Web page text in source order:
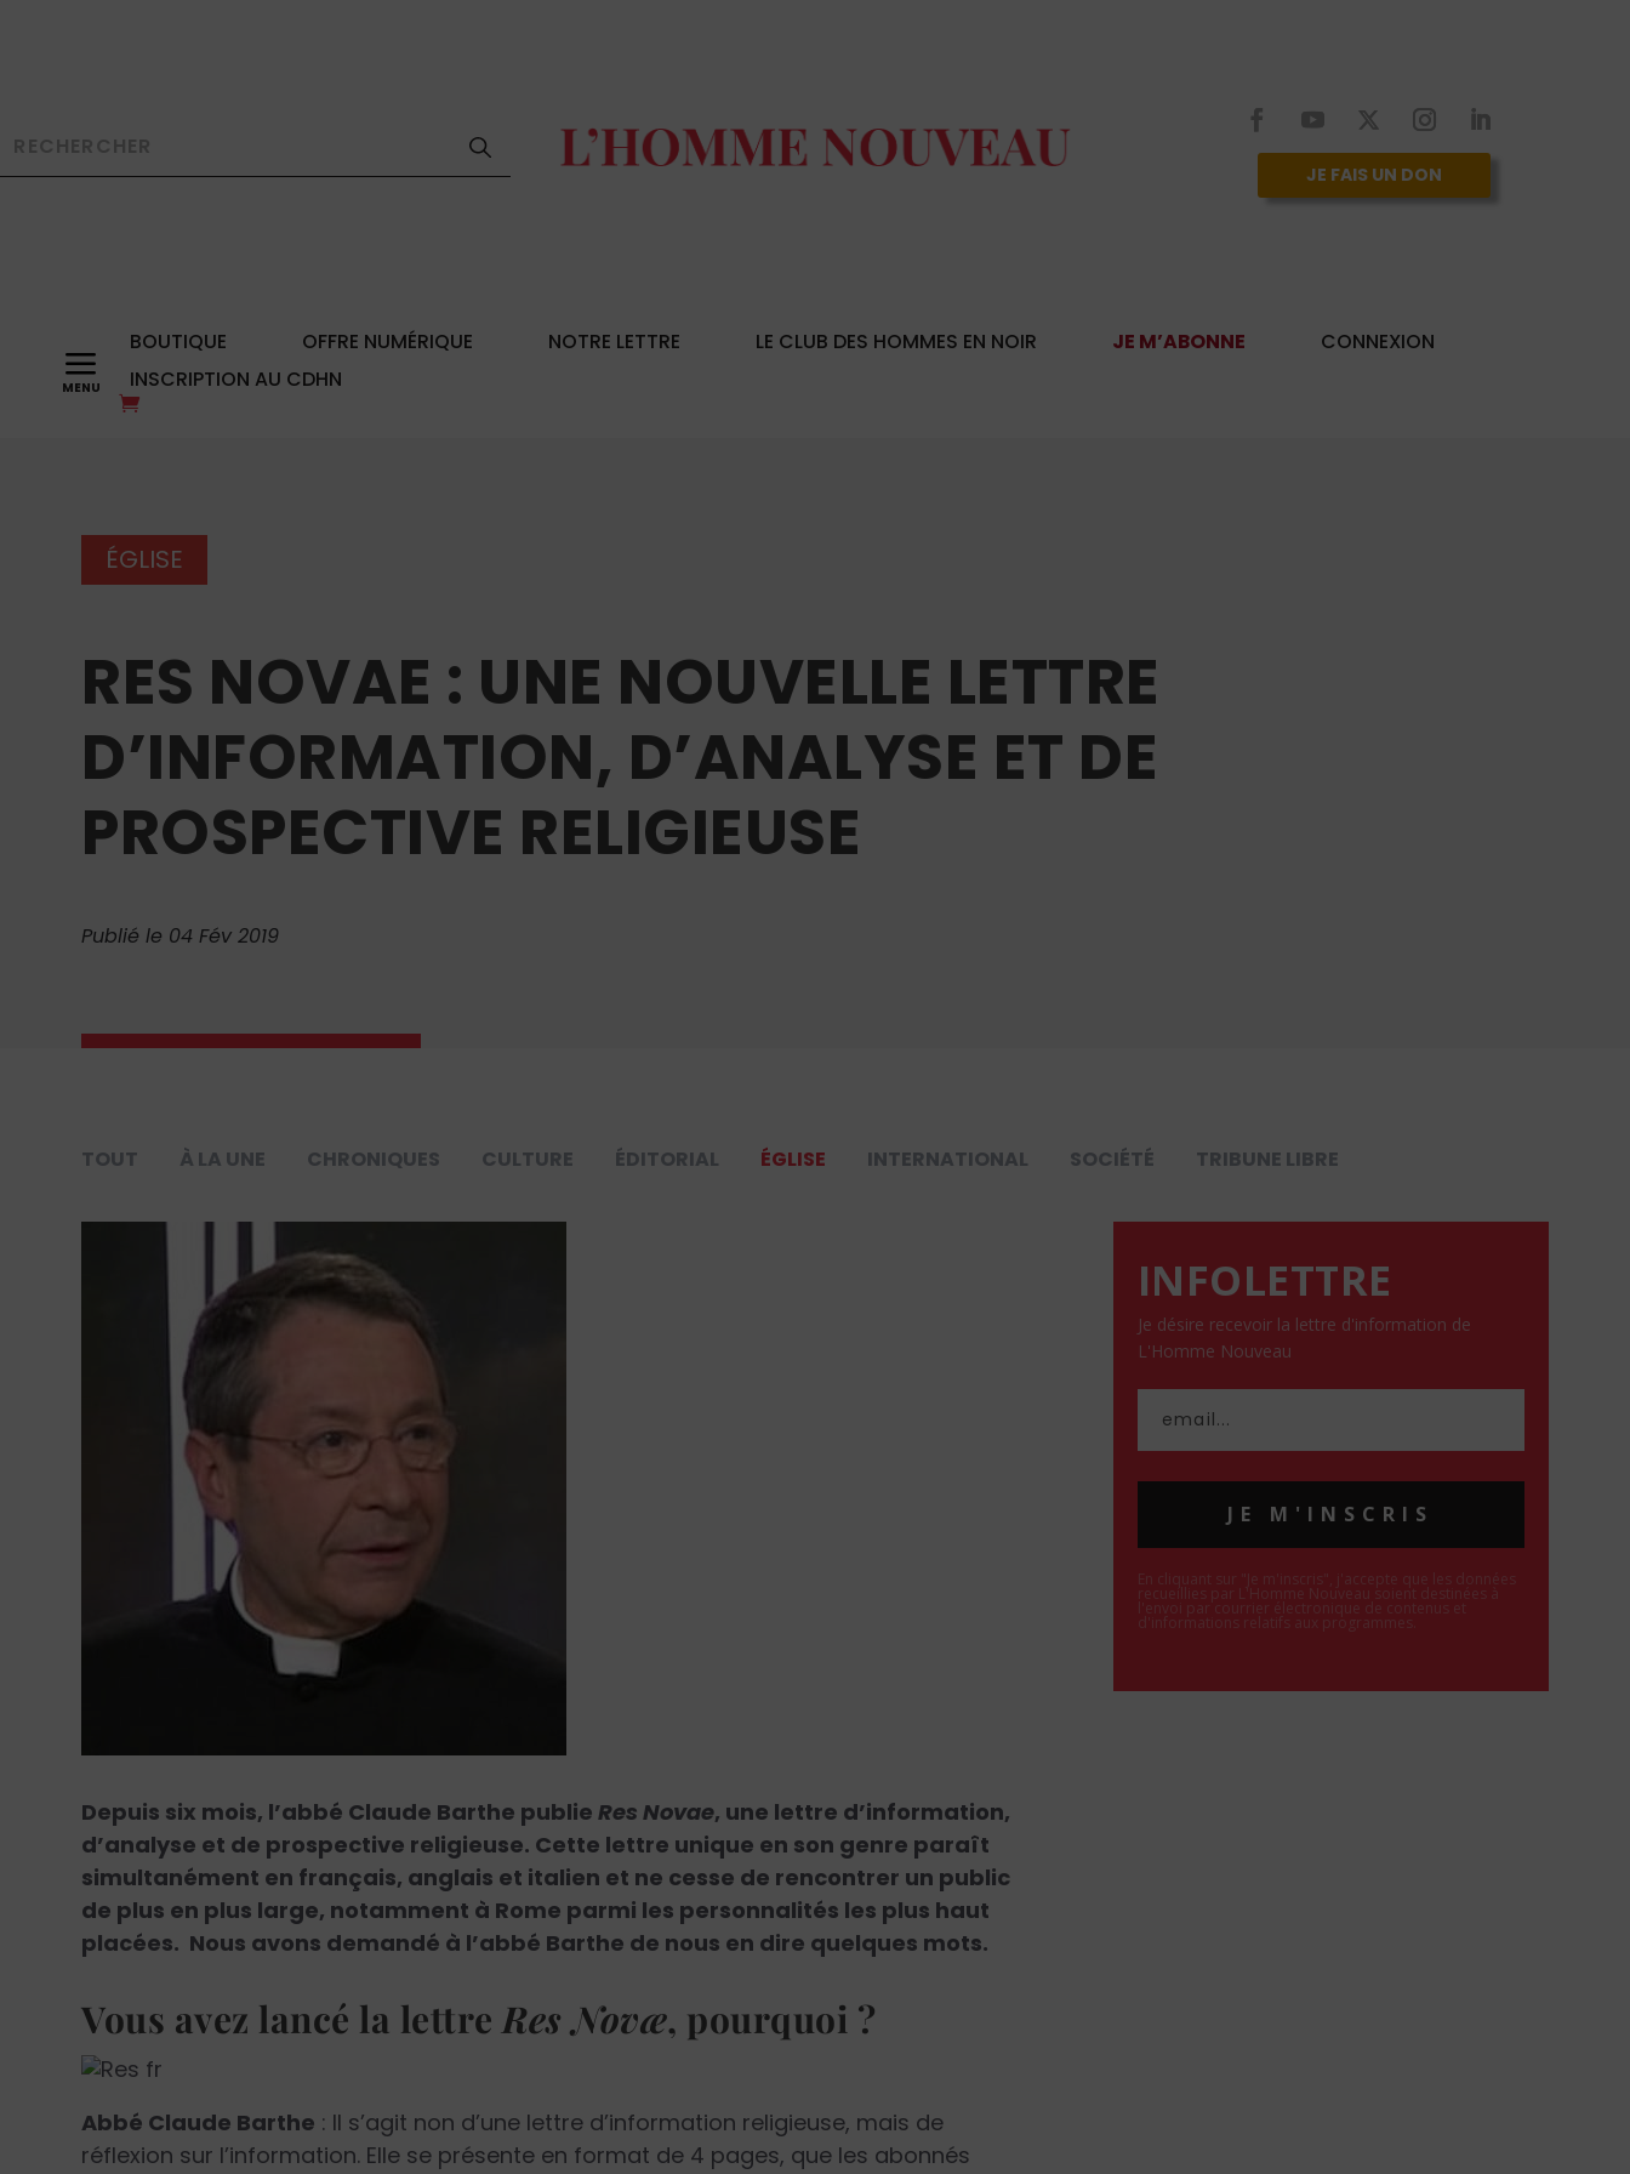
JE FAIS UN DON
a BOUTIQUE OFFRE NUMÉRIQUE NOTRE LETTRE LE CLUB DES HOMMES EN NOIR JE M’ABONNE
CONNEXION
INSCRIPTION AU CDHN
ÉGLISE
RES NOVAE : UNE NOUVELLE LETTRE
D’INFORMATION, D’ANALYSE ET DE
PROSPECTIVE RELIGIEUSE
Publié le 04 Fév 2019
TOUT À LA UNE CHRONIQUES CULTURE ÉDITORIAL ÉGLISE INTERNATIONAL SOCIÉTÉ TRIBUNE LIBRE
Depuis six mois, l’abbé Claude Barthe publieRes Novae, une lettre d’information,
d’analyse et de prospective religieuse. Cette lettre unique en son genre paraît
simultanément en français, anglais et italien et ne cesse de rencontrer un public
de plus en plus large, notamment à Rome parmi les personnalités les plus haut
placées. Nous avons demandé à l’abbé Barthe de nous en dire quelques mots.
Vous avez lancé la lettre Res Novæ, pourquoi ?
Abbé Claude Barthe : Il s’agit non d’une lettre d’information religieuse, mais de
réflexion sur l’information. Elle se présente en format de 4 pages, que les abonnés
INFOLETTRE
Je désire recevoir la lettre d'information de
L'Homme Nouveau
JE M'INSCRIS
En cliquant sur "Je m'inscris", j'accepte que les données
recueillies par L'Homme Nouveau soient destinées à
l'envoi par courrier électronique de contenus et
d'informations relatifs aux programmes.